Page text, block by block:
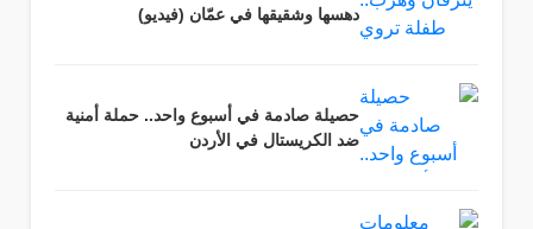
دهسها وشقيقها في عمّان (فيديو)
حصيلة صادمة في أسبوع واحد.. حملة أمنية
ضد الكريستال في الأردن